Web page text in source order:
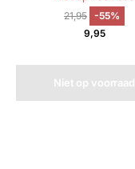
21,95 -55%
9,95
Niet op voorraad